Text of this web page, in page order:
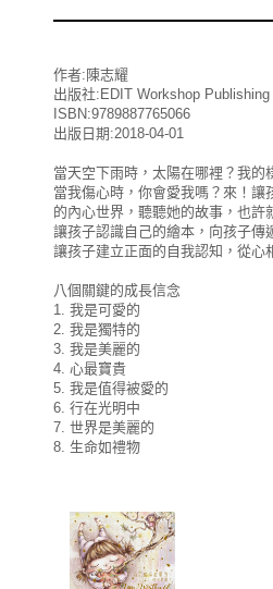
作者:陳志耀
出版社:EDIT Workshop
ISBN:9789887765066
出版日期:2018-04-01
當天空下雨時，太陽在哪裡？我的
當我傷心時，你會愛我嗎？來！讓
的內心世界，聽聽她的故事，也許
讓孩子認識自己的繪本，向孩子傳
讓孩子建立正面的自我認知，從心
八個關鍵的成長信念
1. 我是可愛的
2. 我是獨特的
3. 我是美麗的
4. 心最寶貴
5. 我是值得被愛的
6. 行在光明中
7. 世界是美麗的
8. 生命如禮物